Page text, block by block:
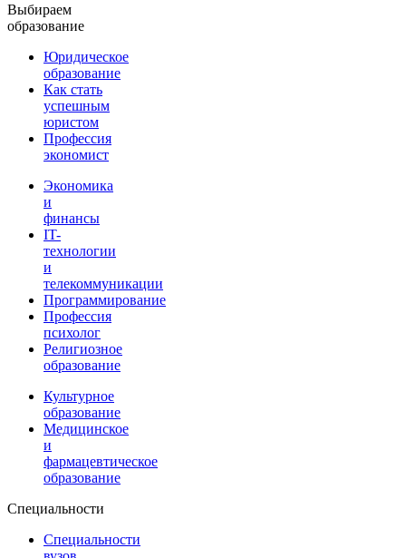
Выбираем
образование
Юридическое
образование
Как стать
успешным
юристом
Профессия
экономист
Экономика
и
финансы
IT-
технологии
и
телекоммуникации
Программирование
Профессия
психолог
Религиозное
образование
Культурное
образование
Медицинское
и
фармацевтическое
образование
Специальности
Специальности